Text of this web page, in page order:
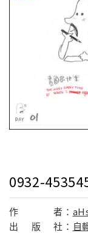
0932-
作 者：
出
版 社： 自